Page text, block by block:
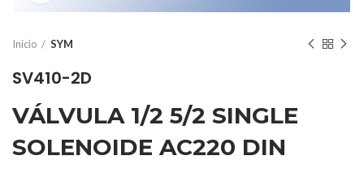
Inicio SYM
SV410-2D
VÁLVULA 1/2 5/2 SINGLE
SOLENOIDE AC220 DIN